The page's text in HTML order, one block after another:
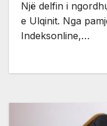
Një delfin i
e Ulqinit. Nga
Indeksonline,…